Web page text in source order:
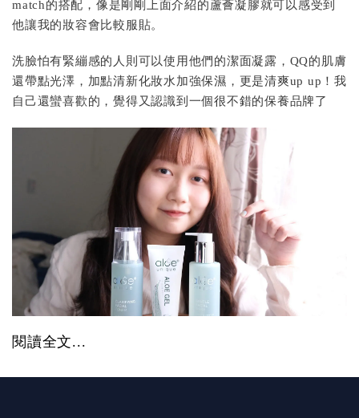
match的搭配，像是剛剛上面介紹的蘆薈凝膠就可以感受到
他讓我的妝容會比較服貼。
洗臉怕有緊繃感的人則可以使用他們的潔面凝露，QQ的肌膚
還帶點光澤，加點清新化妝水加強保濕，更是清爽up up！我
自己還蠻喜歡的，覺得又認識到一個很不錯的保養品牌了
閱讀全文...